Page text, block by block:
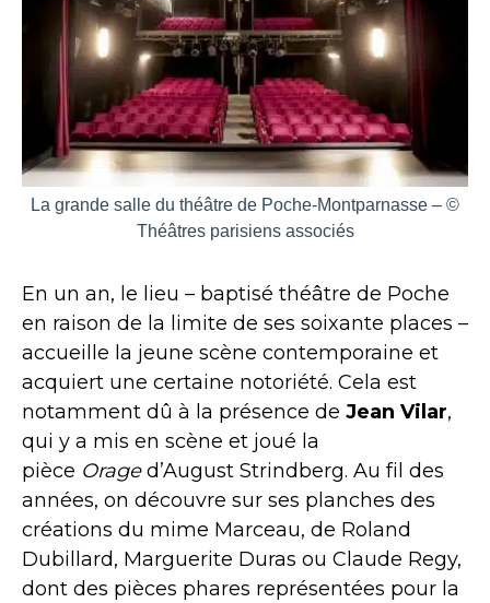
La grande salle du théâtre de Poche-Montparnasse – ©
Théâtres parisiens associés
En un an, le lieu – baptisé théâtre de Poche
en raison de la limite de ses soixante places –
accueille la jeune scène contemporaine et
acquiert une certaine notoriété. Cela est
notamment dû à la présence de Jean Vilar,
qui y a mis en scène et joué la
pièce Oraged’August Strindberg. Au fil des
années, on découvre sur ses planches des
créations du mime Marceau, de Roland
Dubillard, Marguerite Duras ou Claude Regy,
dont des pièces phares représentées pour la